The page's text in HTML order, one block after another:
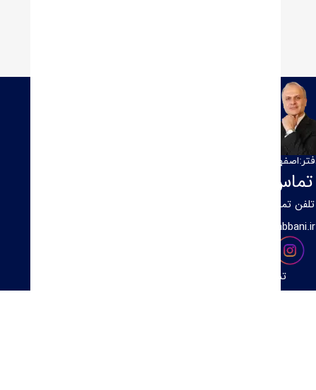
تماس با ما
info@mohsenrabbani.ir
تلفن تماس:
تمامی حقوق این سایت متعلق به محسن ربانی می باشد.